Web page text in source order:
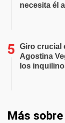
necesita él
Giro crucial
Agostina
los
Más